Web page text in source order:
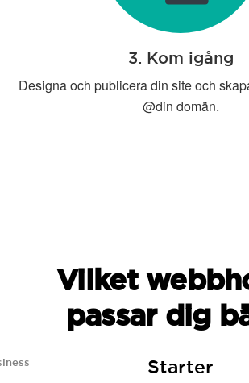
3. Kom igång
Designa och publicera din site och
@din domän.
Vilket
passar dig
Starter